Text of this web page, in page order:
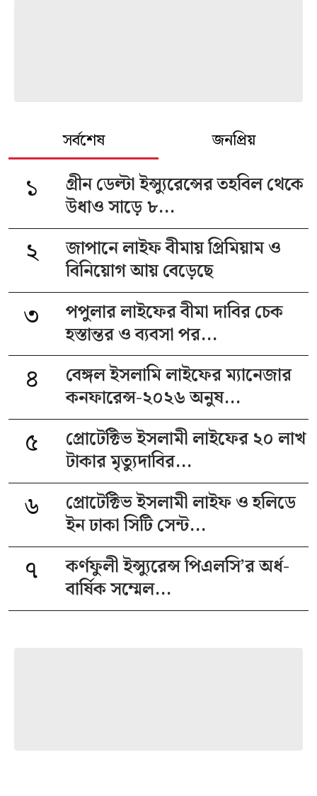
সর্বশেষ জনপ্রিয়
১
গ্রীন ডেল্টা ইন্স্যুরেন্সের তহবিল থেকে
উধাও সাড়ে ৮...
২
জাপানে লাইফ বীমায় প্রিমিয়াম ও
বিনিয়োগ আয় বেড়েছে
৩
পপুলার লাইফের বীমা দাবির চেক
হস্তান্তর ও ব্যবসা পর...
৪
বেঙ্গল ইসলামি লাইফের ম্যানেজার
কনফারেন্স-২০২৬ অনুষ...
৫
প্রোটেক্টিভ ইসলামী লাইফের ২০ লাখ
টাকার মৃত্যুদাবির...
৬
প্রোটেক্টিভ ইসলামী লাইফ ও হলিডে
ইন ঢাকা সিটি সেন্ট...
৭
কর্ণফুলী ইন্স্যুরেন্স পিএলসি’র অর্ধ-
বার্ষিক সম্মেল...